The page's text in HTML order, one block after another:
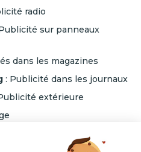
radio
sur panneaux
dans les magazines
: Publicité dans les journaux
extérieure